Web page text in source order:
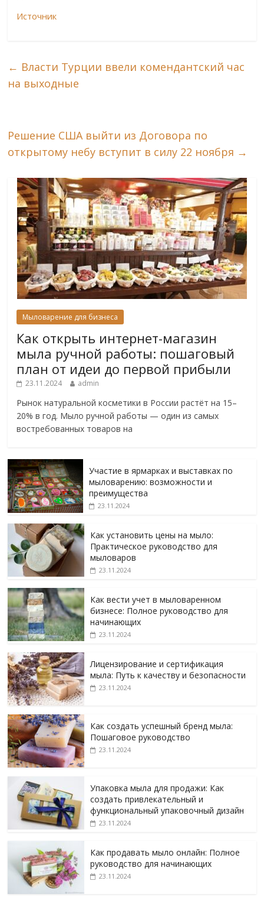
Источник
← Власти Турции ввели комендантский час
на выходные
Решение США выйти из Договора по
открытому небу вступит в силу 22 ноября →
Мыловарение для бизнеса
Как открыть интернет-магазин
мыла ручной работы: пошаговый
план от идеи до первой прибыли
23.11.2024 admin
Рынок натуральной косметики в России растёт на 15–
20% в год. Мыло ручной работы — один из самых
востребованных товаров на
Участие в ярмарках и выставках по
мыловарению: возможности и
преимущества
23.11.2024
Как установить цены на мыло:
Практическое руководство для
мыловаров
23.11.2024
Как вести учет в мыловаренном
бизнесе: Полное руководство для
начинающих
23.11.2024
Лицензирование и сертификация
мыла: Путь к качеству и безопасности
23.11.2024
Как создать успешный бренд мыла:
Пошаговое руководство
23.11.2024
Упаковка мыла для продажи: Как
создать привлекательный и
функциональный упаковочный дизайн
23.11.2024
Как продавать мыло онлайн: Полное
руководство для начинающих
23.11.2024